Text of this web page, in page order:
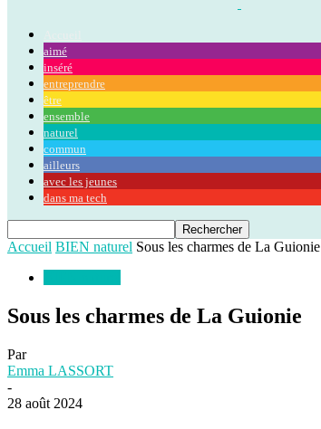
aimé
inséré
entreprendre
être
ensemble
naturel
commun
ailleurs
avec les jeunes
dans ma tech
Accueil BIEN naturel Sous les charmes de La Guionie
Sous les charmes de La Guionie
Par
Emma LASSORT
-
28 août 2024